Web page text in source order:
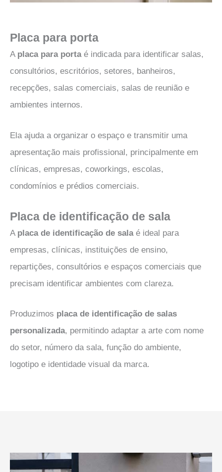
Placa para porta
A placa para portaé indicada para identificar salas,
consultórios, escritórios, setores, banheiros,
recepções, salas comerciais, salas de reunião e
ambientes internos.
Ela ajuda a organizar o espaço e transmitir uma
apresentação mais profissional, principalmente em
clínicas, empresas, coworkings, escolas,
condomínios e prédios comerciais.
Placa de identificação de sala
A placa de identificação de salaé ideal para
empresas, clínicas, instituições de ensino,
repartições, consultórios e espaços comerciais que
precisam identificar ambientes com clareza.
Produzimos placa de identificação de salas
personalizada, permitindo adaptar a arte com nome
do setor, número da sala, função do ambiente,
logotipo e identidade visual da marca.